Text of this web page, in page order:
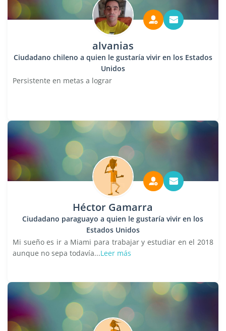
alvanias
Ciudadano chileno a quien le gustaría vivir en los Estados
Unidos
Persistente en metas a lograr
Héctor Gamarra
Ciudadano paraguayo a quien le gustaría vivir en los
Estados Unidos
Mi sueño es ir a Miami para trabajar y estudiar en el 2018
aunque no sepa todavía...Leer más